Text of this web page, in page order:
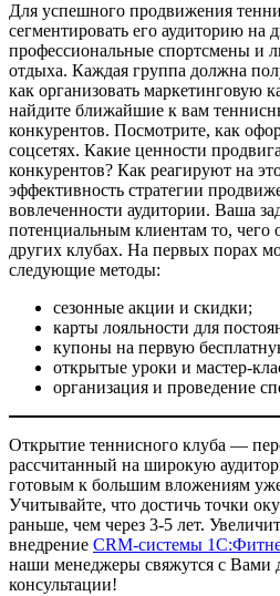
Для успешного продвижения
сегментировать его аудиторию на
профессиональные спортсмены и
отдыха. Каждая группа должна
как организовать маркетинговую
найдите ближайшие к вам
конкурентов. Посмотрите, как
соцсетях. Какие ценности
конкурентов? Как реагируют на
эффективность стратегии
вовлеченности аудитории. Ваша
потенциальным клиентам то, чего
других клубах. На первых порах
следующие методы:
сезонные акции и скидки;
карты лояльности для
купоны на первую
открытые уроки и мастер-
организация и проведение
Открытие теннисного клуба —
рассчитанный на широкую
готовым к большим вложениям уже
Учитывайте, что достичь точки
раньше, чем через 3-5 лет.
внедрение CRM-системы
наши менеджеры свяжутся с Вами
консультации!